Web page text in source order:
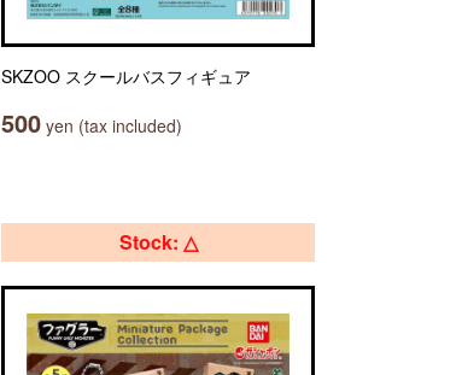
SKZOO スクールバスフィギュア
500 yen (tax included)
Stock: △